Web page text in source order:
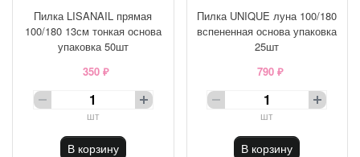
Пилка LISANAIL прямая
100/180 13см тонкая основа
упаковка 50шт
350 ₽
шт
В корзину
Пилка UNIQUE луна 100/180
вспененная основа упаковка
25шт
790 ₽
шт
В корзину